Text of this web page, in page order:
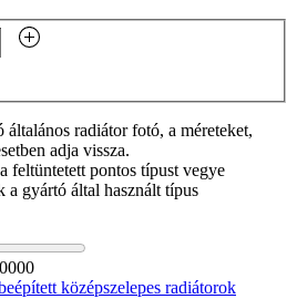
radiátor fotó, a méreteket,
adja vissza.
feltüntetett pontos típust vegye
a gyártó által használt típus
középszelepes radiátorok